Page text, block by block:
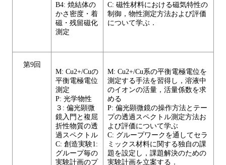
B4: 焼結体の
かさ密度・着
磁・残留磁化
測定
C: 磁性材料における磁気特性の
制御，物性測定方法および評価
について学ぶ．
第9回
M: Cu2+/Cuの
平衡電極電位
測定
P: 光学物性
３: 偏光顕微
鏡入門と複屈
折性物質の透
過スペクトル
C: 創造実験1:
グループ毎の
実験計画のプ
M: Cu2+/Cu系の平衡電極電位を
測定する手法を習得し，溶液中
のイオンの活量，活量係数を求
める
P: 偏光顕微鏡の操作方法とテー
プの透過スペクトル測定方法お
よび評価について学ぶ
C: グループワークを通してセラ
ミックス材料に関する独自の課
題を設定し，課題解決のための
実験計画を立案する．